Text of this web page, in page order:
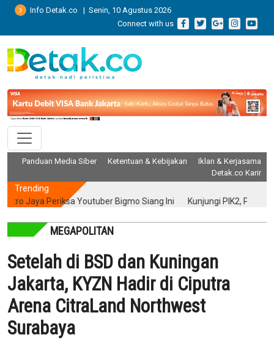
Info Detak.co | Senin, 10 Agustus 2026
Connect with us
Panduan Media Siber Ketentuan & Kebijakan
Iklan & Kerjasama
Detak.co Karir
Trending
Periksa Youtuber Bigmo Siang Ini Kunjungi PIK2, Peneliti
MEGAPOLITAN
Setelah di BSD dan Kuningan
Jakarta, KYZN Hadir di Ciputra
Arena CitraLand Northwest
Surabaya